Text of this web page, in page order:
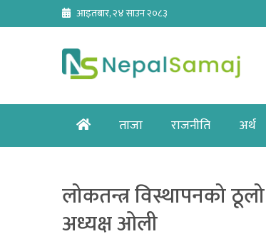
content
आइतबार, २४ साउन २०८३
Homeताजा राजनीति अर्थ
लोकतन्त्र विस्थापनको
अध्यक्ष ओली